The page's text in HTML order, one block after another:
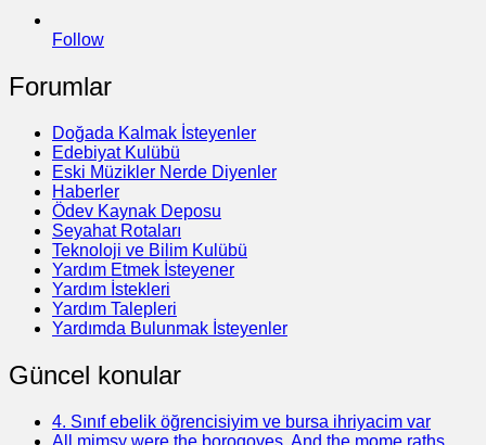
Follow
Forumlar
Doğada Kalmak İsteyenler
Edebiyat Kulübü
Eski Müzikler Nerde Diyenler
Haberler
Ödev Kaynak Deposu
Seyahat Rotaları
Teknoloji ve Bilim Kulübü
Yardım Etmek İsteyener
Yardım İstekleri
Yardım Talepleri
Yardımda Bulunmak İsteyenler
Güncel konular
4. Sınıf ebelik öğrencisiyim ve bursa ihriyacim var
All mimsy were the borogoves, And the mome raths